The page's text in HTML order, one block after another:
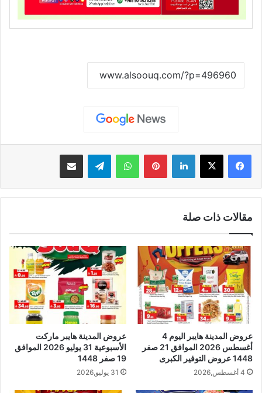
لينكدإن بينتيريستواتساب تيلقرام مشاركة عبر البريد
مقالات ذات صلة
عروض المدينة هايبر اليوم 4
أغسطس 2026 الموافق 21 صفر
1448 عروض التوفير الكبرى
4 أغسطس,2026
عروض المدينة هايبر ماركت
الأسبوعية 31 يوليو 2026 الموافق
19 صفر 1448
31 يوليو,2026